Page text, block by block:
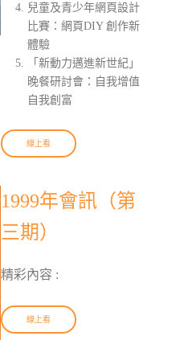
兒童及青少年網頁設計
比賽：網頁DIY 創作新
體驗
「新動力邁進新世紀」
晚餐研討會：自我增值
自我創富
線上看
1999年會訊（第
三期）
精彩內容 :
線上看